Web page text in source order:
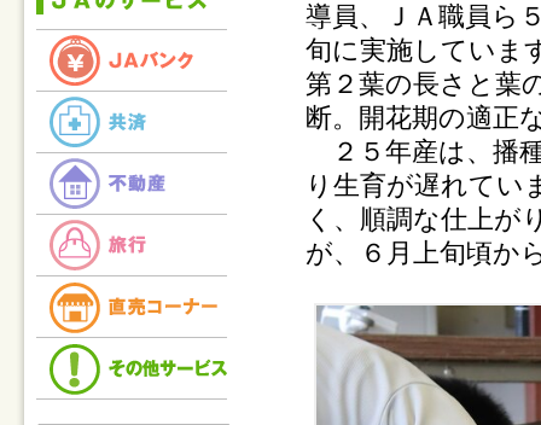
導員、ＪＡ職員ら
旬に実施していま
第２葉の長さと葉
断。開花期の適正
２５年産は、播
り生育が遅れてい
く、順調な仕上が
が、６月上旬頃か